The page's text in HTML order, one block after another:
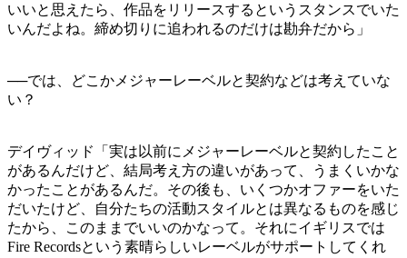
いいと思えたら、作品をリリースするというスタンスでいた
いんだよね。締め切りに追われるのだけは勘弁だから」
──では、どこかメジャーレーベルと契約などは考えていな
い？
デイヴィッド「実は以前にメジャーレーベルと契約したこと
があるんだけど、結局考え方の違いがあって、うまくいかな
かったことがあるんだ。その後も、いくつかオファーをいた
だいたけど、自分たちの活動スタイルとは異なるものを感じ
たから、このままでいいのかなって。それにイギリスでは
Fire Recordsという素晴らしいレーベルがサポートしてくれ